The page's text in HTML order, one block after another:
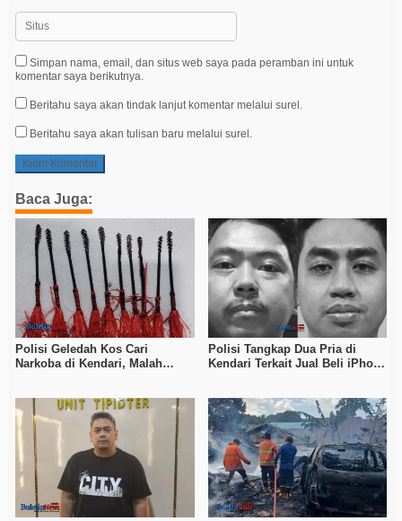
Simpan nama, email, dan situs web saya pada peramban ini untuk
komentar saya berikutnya.
Beritahu saya akan tindak lanjut komentar melalui surel.
Beritahu saya akan tulisan baru melalui surel.
Baca Juga:
Polisi Geledah Kos Cari
Narkoba di Kendari, Malah
Polisi Tangkap Dua Pria di
Kendari Terkait Jual Beli iPhone